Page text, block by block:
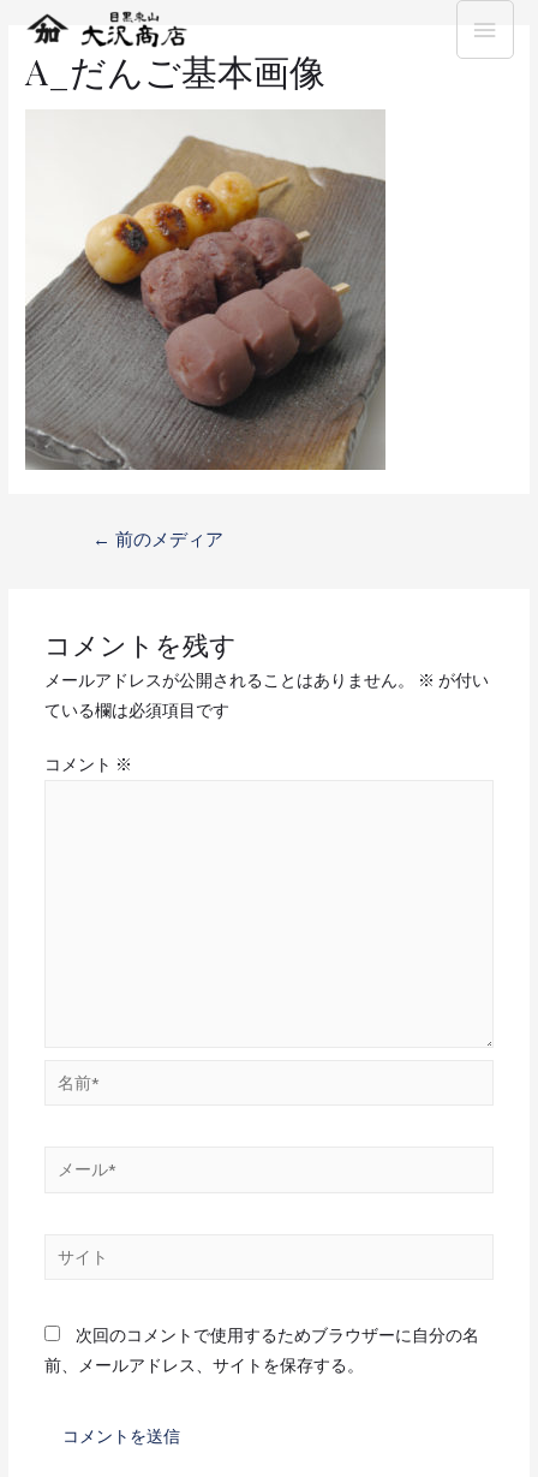
A_だんご基本画像
← 前のメディア
コメントを残す
メールアドレスが公開されることはありません。 ※ が付い
ている欄は必須項目です
コメント ※
次回のコメントで使用するためブラウザーに自分の名
前、メールアドレス、サイトを保存する。